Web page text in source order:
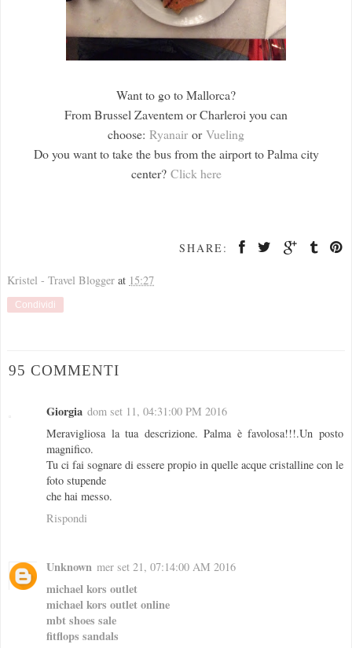
Want to go to Mallorca?
From Brussel Zaventem or Charleroi you can
choose: Ryanair orVueling
Do you want to take the bus from the airport to Palma city
center? Click here
SHARE:
Kristel - Travel Blogger at 15:27
Condividi
95 COMMENTI
Giorgia dom set 11, 04:31:00 PM 2016
Meravigliosa la tua descrizione. Palma è favolosa!!!.Un posto
magnifico.
Tu ci fai sognare di essere propio in quelle acque cristalline con le
foto stupende
che hai messo.
Rispondi
Unknown mer set 21, 07:14:00 AM 2016
michael kors outlet
michael kors outlet online
mbt shoes sale
fitflops sandals